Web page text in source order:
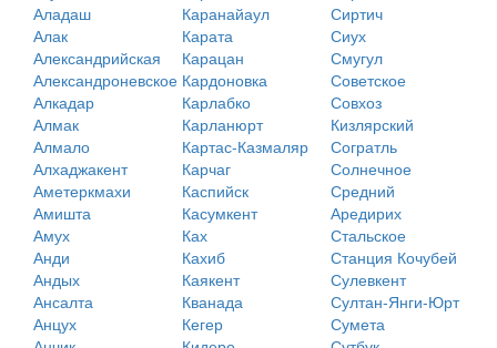
Аладаш
Алак
Александрийская
Александроневское
Алкадар
Алмак
Алмало
Алхаджакент
Аметеркмахи
Амишта
Амух
Анди
Андых
Ансалта
Анцух
Каранайаул
Карата
Карацан
Кардоновка
Карлабко
Карланюрт
Картас-Казмаляр
Карчаг
Каспийск
Касумкент
Ках
Кахиб
Каякент
Кванада
Кегер
Сиртич
Сиух
Смугул
Советское
Совхоз
Кизлярский
Согратль
Солнечное
Средний
Аредирих
Стальское
Станция Кочубей
Сулевкент
Султан-Янги-Юрт
Сумета